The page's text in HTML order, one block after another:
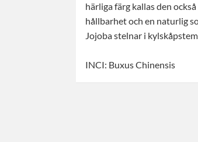
härliga färg kallas den
hållbarhet och en naturlig
Jojoba stelnar i
INCI: Buxus Chinensis